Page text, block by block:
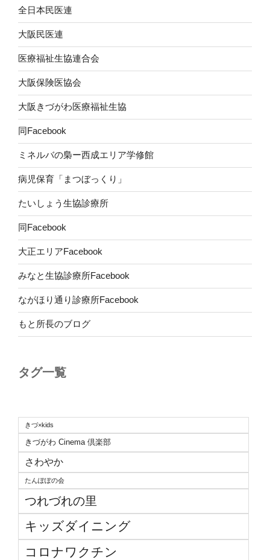
全日本民医連
大阪民医連
医療福祉生協連合会
大阪保険医協会
大阪きづがわ医療福祉生協
同Facebook
ミネルバの梟ー西成エリア学修館
病児保育「まつぼっくり」
たいしょう生協診療所
同Facebook
大正エリアFacebook
みなと生協診療所Facebook
ながほり通り診療所Facebook
もと所長のブログ
タグ一覧
きづ×kids
きづがわ Cinema 倶楽部
さわやか
たんぽぽの会
つれづれの里
キッズダイニング
コロナワクチン